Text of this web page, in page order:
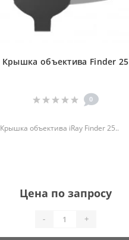
Крышка объектива Finder 25
0
Крышка объектива iRay Finder 25..
Цена по запросу
- +